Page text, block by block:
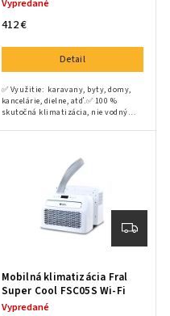
Vypredané
412 €
Detail
✅ Využitie: karavany, byty, domy,
kancelárie, dielne, atď.✅ 100 %
skutočná klimatizácia, nie vodný
klimatizácia pre kľudný spánok✅...
Mobilná klimatizácia Fral
Super Cool FSC05S Wi-Fi
Vypredané